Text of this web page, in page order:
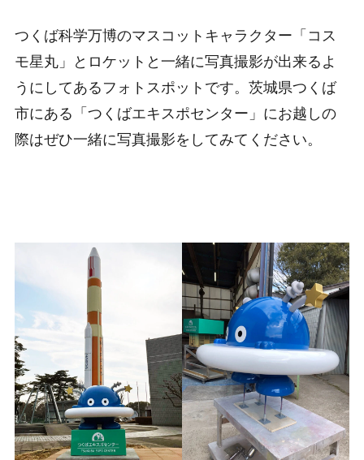
つくば科学万博のマスコットキャラクター「コス
モ星丸」とロケットと一緒に写真撮影が出来るよ
うにしてあるフォトスポットです。茨城県つくば
市にある「つくばエキスポセンター」にお越しの
際はぜひ一緒に写真撮影をしてみてください。